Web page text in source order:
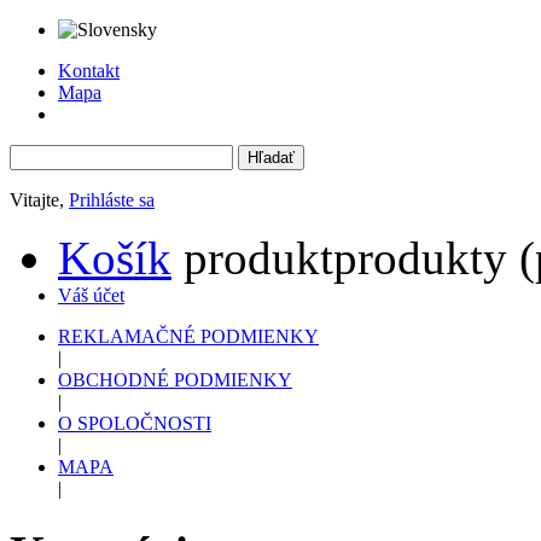
Kontakt
Mapa
Vitajte, Prihláste sa
Košík produktprodukty
Váš účet
REKLAMAČNÉ PODMIENKY
|
OBCHODNÉ PODMIENKY
|
O SPOLOČNOSTI
|
MAPA
|